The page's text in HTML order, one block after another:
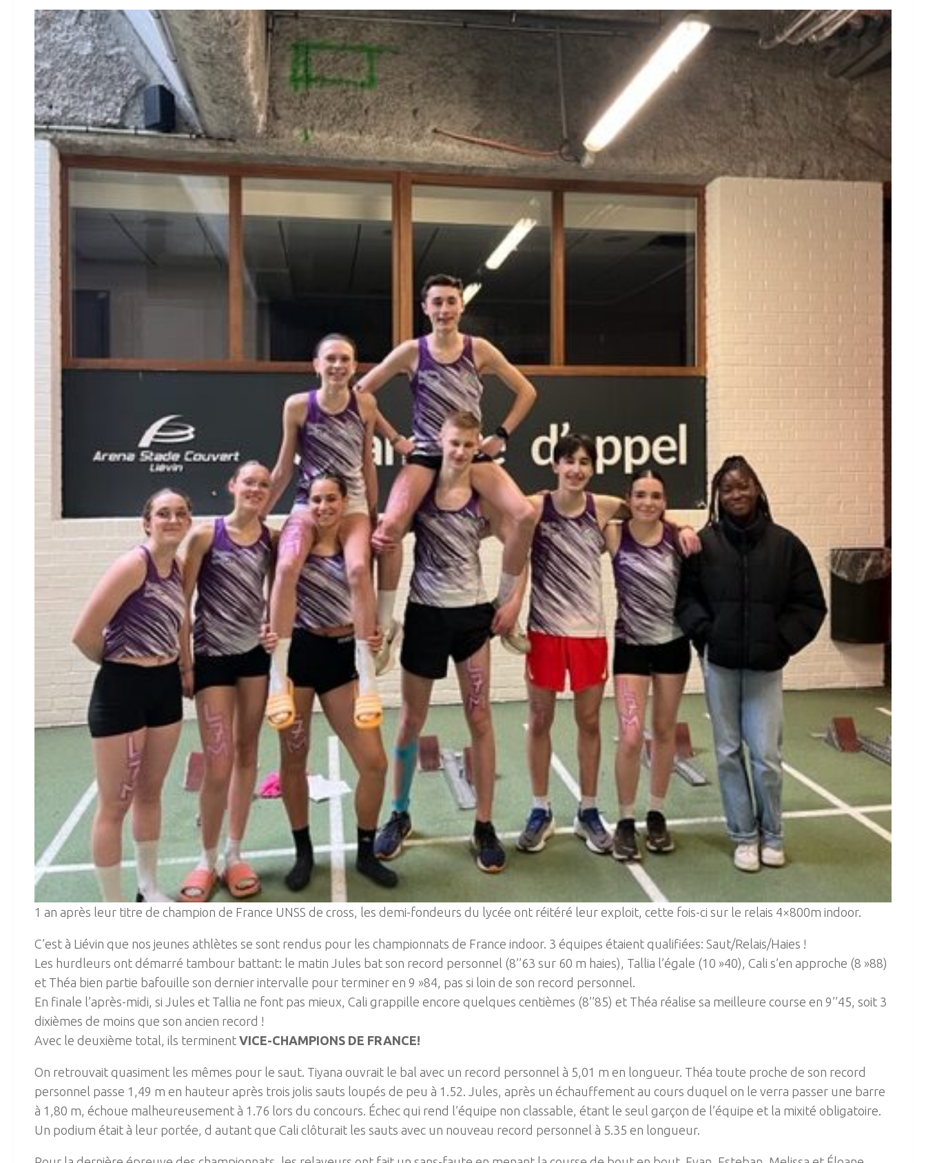
1 an après leur titre de champion de France UNSS de cross, les demi-fondeurs du lycée ont réitéré leur exploit, cette fois-ci sur le relais 4×800m indoor.
C’est à Liévin que nos jeunes athlètes se sont rendus pour les championnats de France indoor. 3 équipes étaient qualifiées: Saut/Relais/Haies !
Les hurdleurs ont démarré tambour battant: le matin Jules bat son record personnel (8’’63 sur 60 m haies), Tallia l’égale (10 »40), Cali s’en approche (8 »88)
et Théa bien partie bafouille son dernier intervalle pour terminer en 9 »84, pas si loin de son record personnel.
En finale l’après-midi, si Jules et Tallia ne font pas mieux, Cali grappille encore quelques centièmes (8’’85) et Théa réalise sa meilleure course en 9’’45, soit 3
dixièmes de moins que son ancien record !
Avec le deuxième total, ils terminent VICE-CHAMPIONS DE FRANCE!
On retrouvait quasiment les mêmes pour le saut. Tiyana ouvrait le bal avec un record personnel à 5,01 m en longueur. Théa toute proche de son record
personnel passe 1,49 m en hauteur après trois jolis sauts loupés de peu à 1.52. Jules, après un échauffement au cours duquel on le verra passer une barre
à 1,80 m, échoue malheureusement à 1.76 lors du concours. Échec qui rend l’équipe non classable, étant le seul garçon de l’équipe et la mixité obligatoire.
Un podium était à leur portée, d autant que Cali clôturait les sauts avec un nouveau record personnel à 5.35 en longueur.